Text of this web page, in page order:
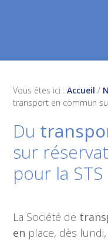
Vous êtes ici :Accueil /
transport en commun
Du
sur
pour la STS
La Société de
en place, dès